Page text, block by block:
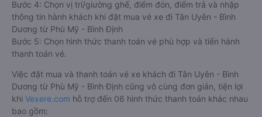
Bước 4: Chọn vị trí/giường ghế, điểm đón, điểm trả và nhập
thông tin hành khách khi đặt mua vé xe đi Tân Uyên - Bình
Dương từ Phù Mỹ - Bình Định
Bước 5: Chọn hình thức thanh toán vé phù hợp và tiến hành
thanh toán vé.
Việc đặt mua và thanh toán vé xe khách đi Tân Uyên - Bình
Dương từ Phù Mỹ - Bình Định cũng vô cùng đơn giản, tiện lợi
khi Vexere.com hỗ trợ đến 06 hình thức thanh toán khác nhau
bao gồm: